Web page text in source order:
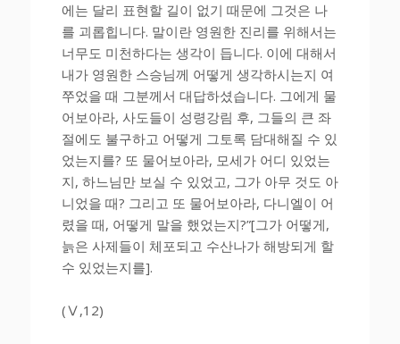
에는 달리 표현할 길이 없기 때문에 그것은 나
를 괴롭힙니다. 말이란 영원한 진리를 위해서는
너무도 미천하다는 생각이 듭니다. 이에 대해서
내가 영원한 스승님께 어떻게 생각하시는지 여
쭈었을 때 그분께서 대답하셨습니다. 그에게 물
어보아라, 사도들이 성령강림 후, 그들의 큰 좌
절에도 불구하고 어떻게 그토록 담대해질 수 있
었는지를? 또 물어보아라, 모세가 어디 있었는
지, 하느님만 보실 수 있었고, 그가 아무 것도 아
니었을 때? 그리고 또 물어보아라, 다니엘이 어
렸을 때, 어떻게 말을 했었는지?”[그가 어떻게,
늙은 사제들이 체포되고 수산나가 해방되게 할
수 있었는지를].
(Ⅴ,12)